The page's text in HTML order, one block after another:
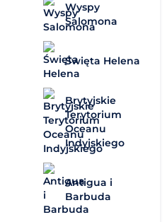
Wyspy
Salomona
Święta Helena
Brytyjskie
Terytorium
Oceanu
Indyjskiego
Antigua i
Barbuda